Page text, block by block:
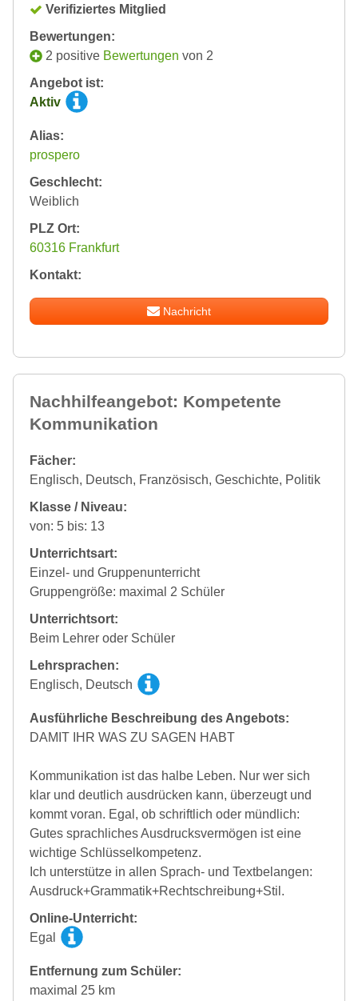
Verifiziertes Mitglied
Bewertungen:
2 positive Bewertungen von 2
Angebot ist:
Aktiv
Alias:
prospero
Geschlecht:
Weiblich
PLZ Ort:
60316 Frankfurt
Kontakt:
Nachricht
Nachhilfeangebot: Kompetente
Kommunikation
Fächer:
Englisch, Deutsch, Französisch, Geschichte, Politik
Klasse / Niveau:
von: 5 bis: 13
Unterrichtsart:
Einzel- und Gruppenunterricht
Gruppengröße: maximal 2 Schüler
Unterrichtsort:
Beim Lehrer oder Schüler
Lehrsprachen:
Englisch, Deutsch
Ausführliche Beschreibung des Angebots:
DAMIT IHR WAS ZU SAGEN HABT
Kommunikation ist das halbe Leben. Nur wer sich
klar und deutlich ausdrücken kann, überzeugt und
kommt voran. Egal, ob schriftlich oder mündlich:
Gutes sprachliches Ausdrucksvermögen ist eine
wichtige Schlüsselkompetenz.
Ich unterstütze in allen Sprach- und Textbelangen:
Ausdruck+Grammatik+Rechtschreibung+Stil.
Online-Unterricht:
Egal
Entfernung zum Schüler:
maximal 25 km